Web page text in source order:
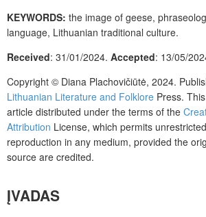
KEYWORDS: the image of geese,
language, Lithuanian traditional culture.
Received: 31/01/2024. Accepted: 13/05/
Copyright © Diana Plachovičiūtė, 2024.
Lithuanian Literature and Folklore Press.
article distributed under the terms of the
Attribution License, which permits
reproduction in any medium, provided the
source are credited.
ĮVADAS